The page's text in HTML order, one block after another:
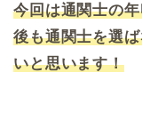
今回は通関士の
後も通関士を選
いと思います！